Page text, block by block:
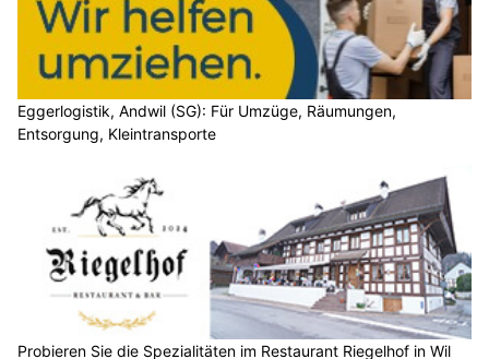
Eggerlogistik, Andwil (SG): Für Umzüge, Räumungen,
Entsorgung, Kleintransporte
Probieren Sie die Spezialitäten im Restaurant Riegelhof in Wil